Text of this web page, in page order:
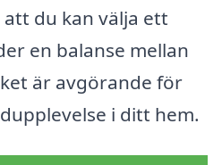
du kan välja ett
en balanse mellan
är avgörande för
i ditt hem.